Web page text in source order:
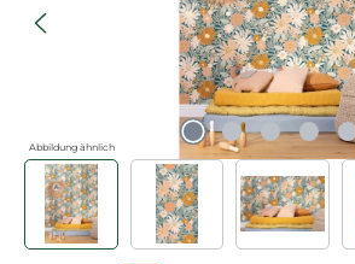
Abbildung ähnlich